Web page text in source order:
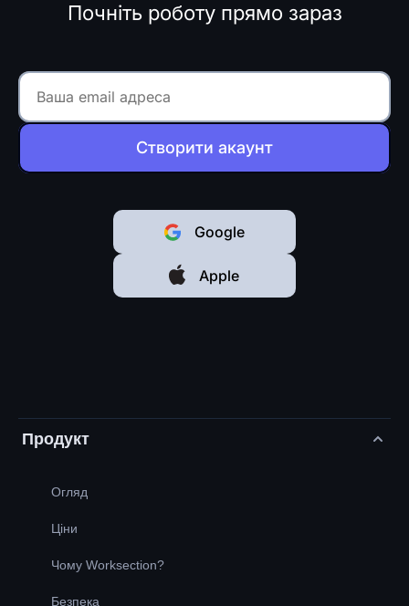
Почніть роботу прямо зараз
Створити акаунт
Google
Apple
Продукт
Огляд
Ціни
Чому Worksection?
Безпека